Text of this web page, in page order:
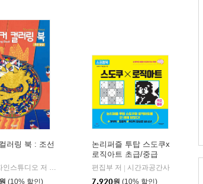
러링 북 : 조선
인스튜디오 저 | DNA디자인
원 (10% 할인)
논리퍼즐 투탑 스도쿠x
로직아트 초급/중급
편집부 저
시간과공간사
7,920원 (10% 할인)